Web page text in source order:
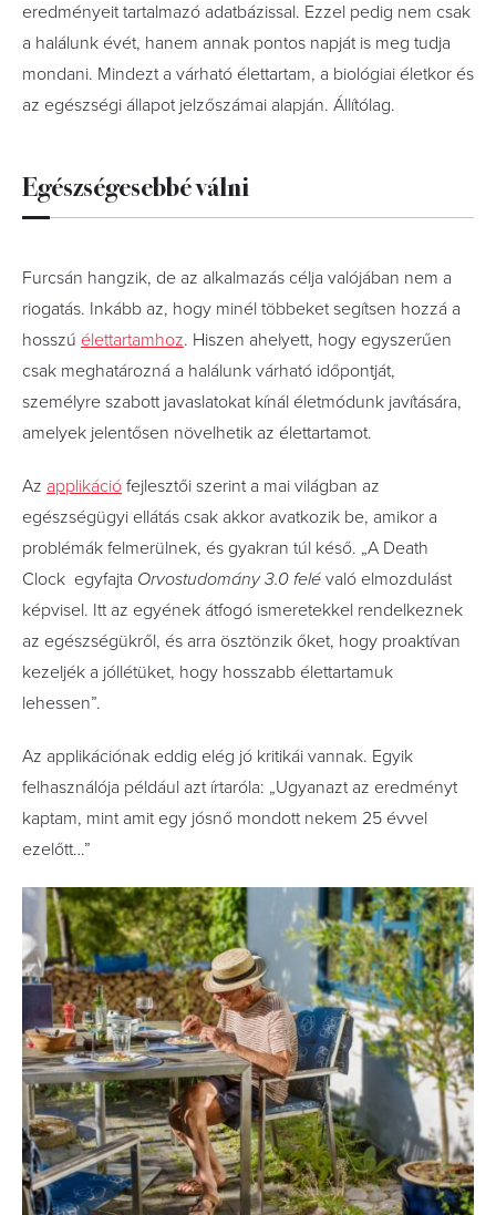
eredményeit tartalmazó adatbázissal. Ezzel pedig nem csak
a halálunk évét, hanem annak pontos napját is meg tudja
mondani. Mindezt a várható élettartam, a biológiai életkor és
az egészségi állapot jelzőszámai alapján. Állítólag.
Egészségesebbé válni
Furcsán hangzik, de az alkalmazás célja valójában nem a
riogatás. Inkább az, hogy minél többeket segítsen hozzá a
hosszú élettartamhoz. Hiszen ahelyett, hogy egyszerűen
csak meghatározná a halálunk várható időpontját,
személyre szabott javaslatokat kínál életmódunk javítására,
amelyek jelentősen növelhetik az élettartamot.
Az applikáció fejlesztői szerint a mai világban az
egészségügyi ellátás csak akkor avatkozik be, amikor a
problémák felmerülnek, és gyakran túl késő. „A Death
Clock egyfajta Orvostudomány 3.0 felé való elmozdulást
képvisel. Itt az egyének átfogó ismeretekkel rendelkeznek
az egészségükről, és arra ösztönzik őket, hogy proaktívan
kezeljék a jóllétüket, hogy hosszabb élettartamuk
lehessen”.
Az applikációnak eddig elég jó kritikái vannak. Egyik
felhasználója például azt írtaróla: „Ugyanazt az eredményt
kaptam, mint amit egy jósnő mondott nekem 25 évvel
ezelőtt…”